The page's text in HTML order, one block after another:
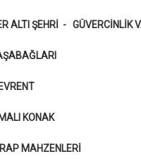
ALTI ŞEHRİ - GÜVERCİNLİK
KONAK
MAHZENLERİ